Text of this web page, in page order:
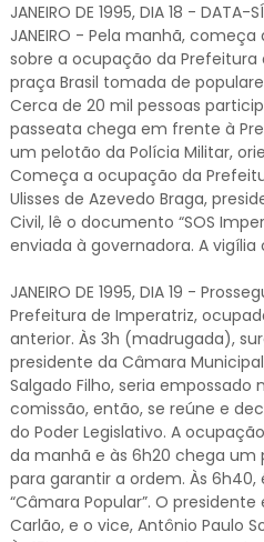
JANEIRO DE 1995, DIA 18 - DATA-
JANEIRO - Pela manhã,
sobre a ocupação da Prefeitura
praça Brasil tomada de
Cerca de 20 mil pessoas
passeata chega em frente à
um pelotão da Polícia Militar,
Começa a ocupação da
Ulisses de Azevedo Braga,
Civil, lê o documento “SOS
enviada à governadora. A
JANEIRO DE 1995, DIA 19 -
Prefeitura de Imperatriz,
anterior. Às 3h (madrugada),
presidente da Câmara
Salgado Filho, seria
comissão, então, se reúne e
do Poder Legislativo. A
da manhã e às 6h20 chega um
para garantir a ordem. Às
“Câmara Popular”. O
Carlão, e o vice, Antônio Paulo